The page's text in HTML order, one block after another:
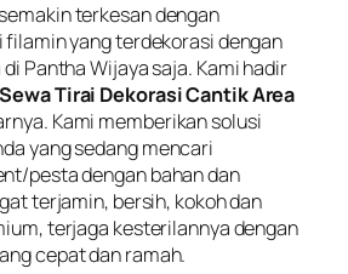
terkesan dengan
yang terdekorasi dengan
Pantha Wijaya saja. Kami hadir
Tirai Dekorasi Cantik Area
Kami memberikan solusi
yang sedang mencari
pesta dengan bahan dan
terjamin, bersih, kokoh dan
terjaga kesterilannya dengan
cepat dan ramah.